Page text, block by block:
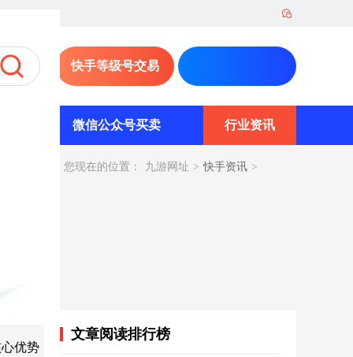
快手等级号交易
微信公众号买卖 行业资讯
您现在的位置： 九游网址 > 快手资讯 >
优势
文章阅读排行榜